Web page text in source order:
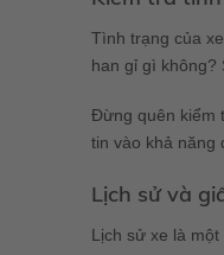
Tình trạng của
han gỉ gì không?
Đừng quên kiểm
tin vào khả năng
Lịch sử và
Lịch sử xe là